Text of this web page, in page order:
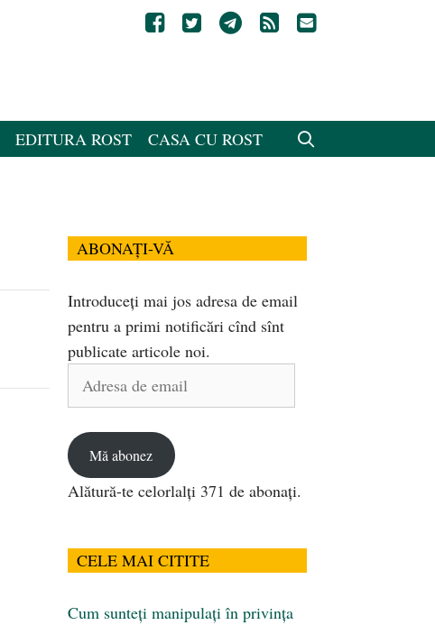
EDITURA ROST CASA CU ROST
ABONAȚI-VĂ
Introduceți mai jos adresa de email
pentru a primi notificări cînd sînt
publicate articole noi.
Adresa
Mă abonez
Alătură-te celorlalți 371 de abonați.
CELE MAI CITITE
Cum sunteți manipulați în privința